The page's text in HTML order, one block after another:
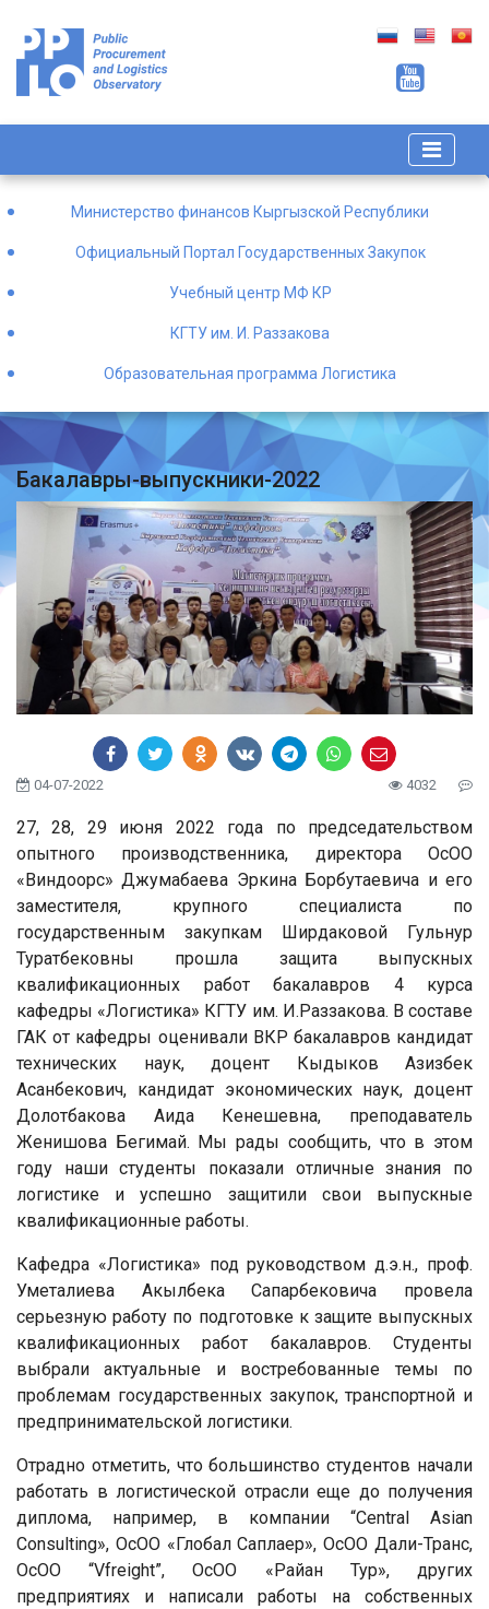
Министерство финансов Кыргызской Республики
Официальный Портал Государственных Закупок
Учебный центр МФ КР
КГТУ им. И. Раззакова
Образовательная программа Логистика
Бакалавры-выпускники-2022
04-07-2022 4032
27, 28, 29 июня 2022 года по председательством
опытного производственника, директора ОсОО
«Виндоорс» Джумабаева Эркина Борбутаевича и его
заместителя, крупного специалиста по
государственным закупкам Ширдаковой Гульнур
Туратбековны прошла защита выпускных
квалификационных работ бакалавров 4 курса
кафедры «Логистика» КГТУ им. И.Раззакова. В составе
ГАК от кафедры оценивали ВКР бакалавров кандидат
технических наук, доцент Кыдыков Азизбек
Асанбекович, кандидат экономических наук, доцент
Долотбакова Аида Кенешевна, преподаватель
Женишова Бегимай. Мы рады сообщить, что в этом
году наши студенты показали отличные знания по
логистике и успешно защитили свои выпускные
квалификационные работы.
Кафедра «Логистика» под руководством д.э.н., проф.
Уметалиева Акылбека Сапарбековича провела
серьезную работу по подготовке к защите выпускных
квалификационных работ бакалавров. Студенты
выбрали актуальные и востребованные темы по
проблемам государственных закупок, транспортной и
предпринимательской логистики.
Отрадно отметить, что большинство студентов начали
работать в логистической отрасли еще до получения
диплома, например, в компании “Central Asian
Consulting», ОсОО «Глобал Саплаер», ОсОО Дали-Транс,
ОсОО “Vfreight”, ОсОО «Райан Тур», других
предприятиях и написали работы на собственных